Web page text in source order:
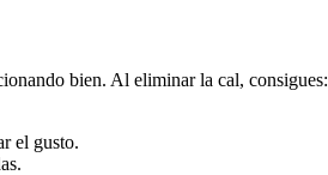
bien. Al eliminar la cal, consigues:
el gusto.